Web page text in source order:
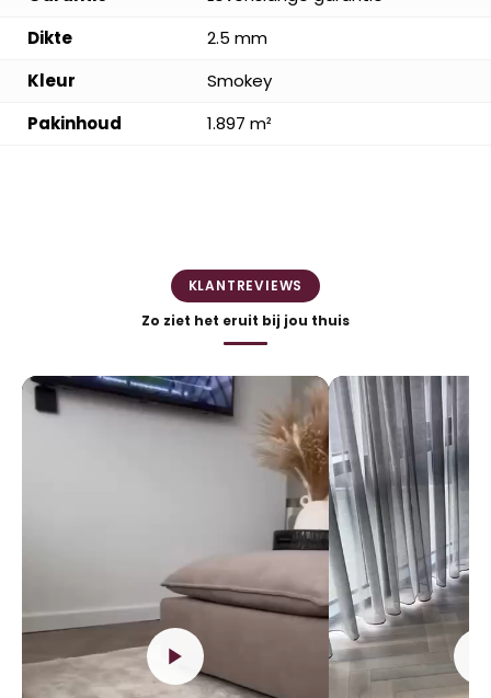
Dikte
2.5 mm
Kleur
Smokey
Pakinhoud
1.897 m²
KLANTREVIEWS
Zo ziet het eruit bij jou thuis